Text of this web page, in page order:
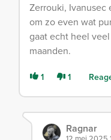
Zerrouki, Ivanusec
om zo even wat
gaat echt heel
maanden.
1 1
Ragnar